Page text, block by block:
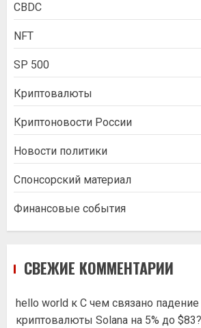
CBDC
NFT
SP 500
Криптовалюты
Криптоновости России
Новости политики
Спонсорский материал
Финансовые события
СВЕЖИЕ КОММЕНТАРИИ
hello world к С чем связано
криптовалюты Solana на 5% до $83?